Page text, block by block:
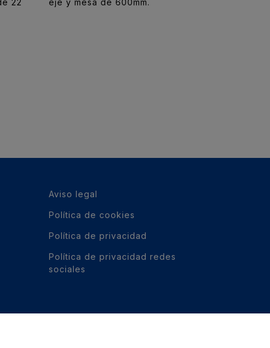
22
eje y mesa de 600mm.
Aviso legal
Política de cookies
Política de privacidad
Política de privacidad redes
sociales